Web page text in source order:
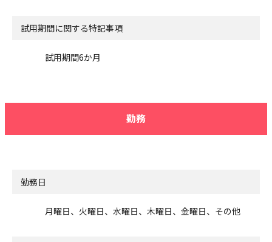
試用期間に関する特記事項
試用期間6か月
勤務
勤務日
月曜日、火曜日、水曜日、木曜日、金曜日、その他